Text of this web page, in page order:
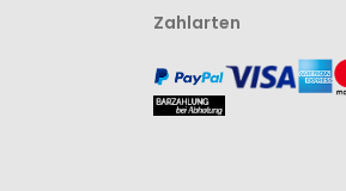
Zahlarten